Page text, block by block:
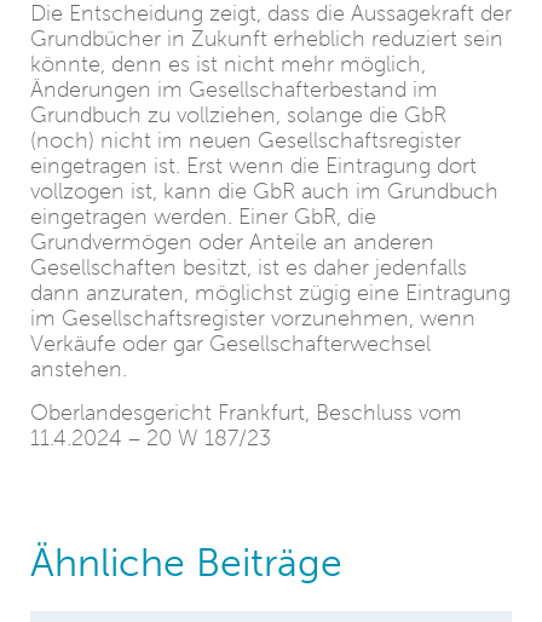
Die Entscheidung zeigt, dass die Aussagekraft der
Grundbücher in Zukunft erheblich reduziert sein
könnte, denn es ist nicht mehr möglich,
Änderungen im Gesellschafterbestand im
Grundbuch zu vollziehen, solange die GbR
(noch) nicht im neuen Gesellschaftsregister
eingetragen ist. Erst wenn die Eintragung dort
vollzogen ist, kann die GbR auch im Grundbuch
eingetragen werden. Einer GbR, die
Grundvermögen oder Anteile an anderen
Gesellschaften besitzt, ist es daher jedenfalls
dann anzuraten, möglichst zügig eine Eintragung
im Gesellschaftsregister vorzunehmen, wenn
Verkäufe oder gar Gesellschafterwechsel
anstehen.
Oberlandesgericht Frankfurt, Beschluss vom
11.4.2024 – 20 W 187/23
Ähnliche Beiträge